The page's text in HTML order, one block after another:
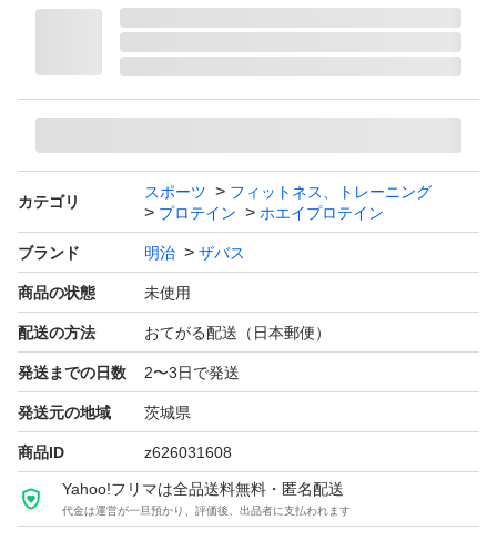
自宅保管のため、神経質な方または完璧な品質を求める
購入後の返品、クレーム等の対応しかねます。
ザバス アクア ホエイプロテイン100 グレープフルーツ風
ブランド：明治 ザバス
プロテイン剤形、タイプ：粉末
たんぱく質含有率：71.4 %
製法：WPI製法
味：グレープフルーツ味
容量（g）：800.0 g
販売単位：1.0 セット
カテゴリ
スポーツ
フィットネス、トレーニング
プロテイン
ホエイプロテイン
ブランド 明治 ザバス
商品の状態 未使用
配送の方法 おてがる配送（日本郵便）
発送までの日数 2〜3日で発送
発送元の地域 茨城県
商品ID z626031608
Yahoo!フリマは全品送料無料・匿名配送
代金は運営が一旦預かり、評価後、出品者に支払われます